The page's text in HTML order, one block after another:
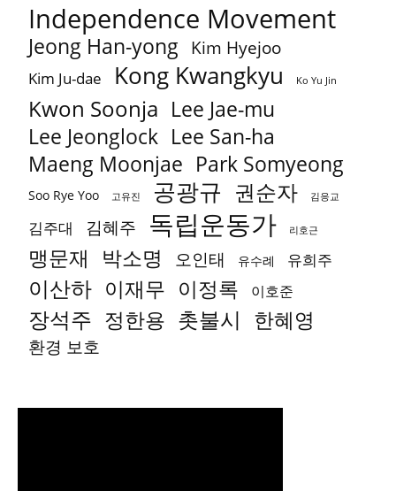
Independence Movement
Jeong Han-yong Kim Hyejoo
Kim Ju-dae Kong Kwangkyu Ko Yu Jin
Kwon Soonja Lee Jae-mu
Lee Jeonglock Lee San-ha
Maeng Moonjae Park Somyeong
Soo Rye Yoo 고유진 공광규 권순자 김응교
김주대 김혜주 독립운동가 리호근
맹문재 박소명 오인태 유수례 유희주
이산하 이재무 이정록 이호준
장석주 정한용 촛불시 한혜영
환경 보호